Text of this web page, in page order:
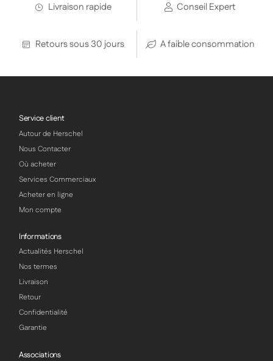
Livraison rapide Conseil Expert
Retours sous 30 jours A faible consommation
Service client
Autour de Herschel
Nous Contacter
Où acheter
Services Commerciaux
Acheter en ligne
Mon compte
Informations
Actualités Herschel
Nos termes
Livraison
Retour
Confidentialité
Garantie
Associations